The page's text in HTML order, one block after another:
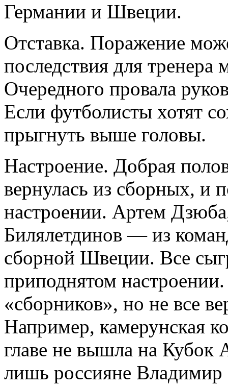
Германии и Швеции.
Отставка. Поражение
последствия для
Очередного провала
Если футболисты хотят
прыгнуть выше головы.
Настроение. Добрая
вернулась из сборных, и
настроении. Артем
Билялетдинов — из
сборной Швеции. Все
приподнятом
«сборников», но не все
Например, камерунская
главе не вышла на Кубок
лишь россияне